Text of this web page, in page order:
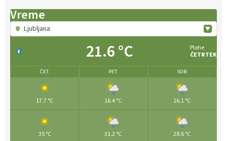
Vreme
Ljubljana
21.6 °C
Plohe
ČETRTEK
ČET. PET. SOB.
17.7 °C
35 °C
16.4 °C
31.2 °C
16.1 °C
28.6 °C